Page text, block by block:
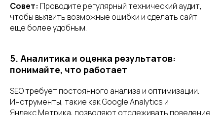
Совет: Проводите регулярный технический аудит,
чтобы выявить возможные ошибки и сделать сайт
еще более удобным.
5. Аналитика и оценка результатов:
понимайте, что работает
SEO требует постоянного анализа и оптимизации.
Инструменты, такие как Google Analytics и
Яндекс.Метрика, позволяют отслеживать поведение